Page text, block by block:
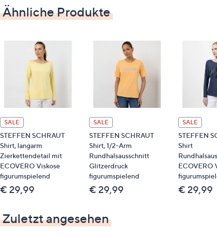
Schonwäsche 30°
Nachhaltigkeit
LENZING™ ECOVERO™
Ähnliche Produkte
SALE
STEFFEN SCHRAUT
Shirt, langarm
Zierkettendetail mit
ECOVERO Viskose
figurumspielend
€ 29,99
SALE
STEFFEN SCHRAUT
Shirt, 1/2-Arm
Rundhalsausschnitt
Glitzerdruck
figurumspielend
€ 29,99
SALE
STEFFEN
Shirt
ECOVERO
€ 29,99
Zuletzt angesehen